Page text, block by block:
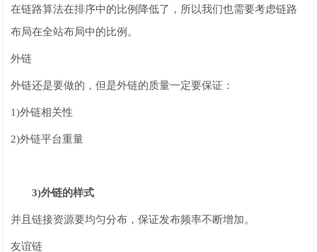
在链路算法在排序中的比例降低了，所以我们也需要考虑链路
布局在全站布局中的比例。
外链
外链还是要做的，但是外链的质量一定要保证：
1)外链相关性
2)外链平台重量
3)外链的样式
并且链接资源要均匀分布，保证发布频率不断增加。
友谊链